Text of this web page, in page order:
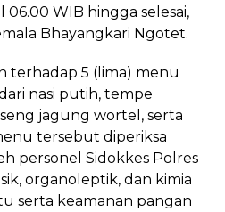
06.00 WIB hingga selesai,
Bhayangkari Ngotet.
terhadap 5 (lima) menu
nasi putih, tempe
jagung wortel, serta
tersebut diperiksa
personel Sidokkes Polres
organoleptik, dan kimia
serta keamanan pangan